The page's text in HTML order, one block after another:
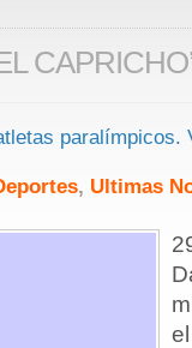
paralímpicos.
, Ultimas